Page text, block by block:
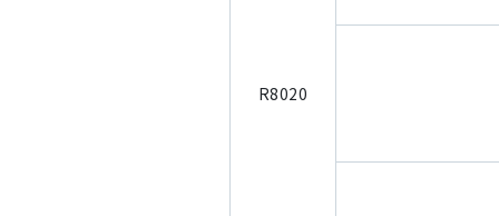
R8020